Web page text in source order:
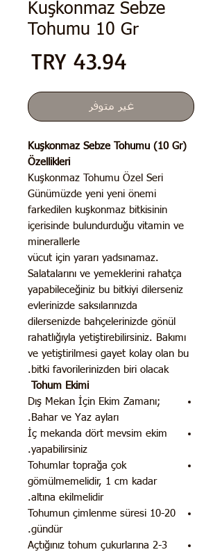
Kuşkonmaz Sebze
Tohumu 10 Gr
غير متوفر
Kuşkonmaz Sebze Tohumu (10 Gr)
Özellikleri
Kuşkonmaz Tohumu Özel Seri
Günümüzde yeni yeni önemi
farkedilen kuşkonmaz bitkisinin
içerisinde bulundurduğu vitamin ve
minerallerle
vücut için yararı yadsınamaz.
Salatalarını ve yemeklerini rahatça
yapabileceğiniz bu bitkiyi dilerseniz
evlerinizde saksılarınızda
dilersenizde bahçelerinizde gönül
rahatlığıyla yetiştirebilirsiniz. Bakımı
ve yetiştirilmesi gayet kolay olan bu
bitki favorilerinizden biri olacak.
Tohum Ekimi
Dış Mekan İçin Ekim Zamanı;
Bahar ve Yaz ayları.
İç mekanda dört mevsim ekim
yapabilirsiniz.
Tohumlar toprağa çok
gömülmemelidir, 1 cm kadar
altına ekilmelidir.
Tohumun çimlenme süresi 10-20
gündür.
Açtığınız tohum çukurlarına 2-3